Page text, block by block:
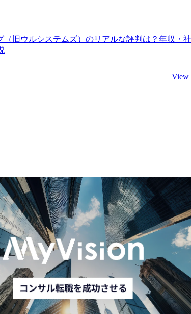
（旧ウルシステムズ）のリアルな評判は？年収・
View